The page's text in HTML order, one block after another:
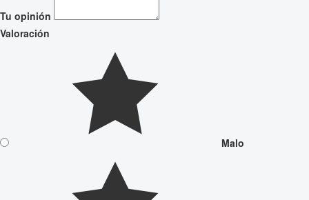
Tu opinión
Valoración
Malo